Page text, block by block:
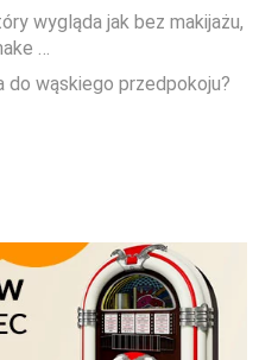
wygląda jak bez makijażu,
…
do wąskiego przedpokoju?